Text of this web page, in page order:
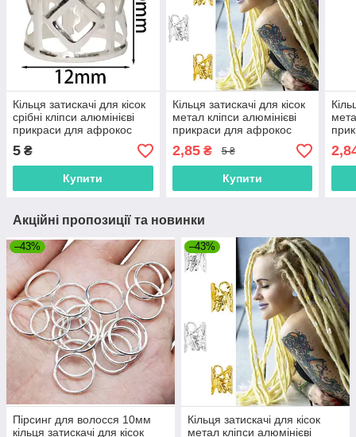
Кільця затискачі для кісок
срібні кліпси алюмінієві
прикраси для афрокос
модні аксесуари для
зачісок дред
5 ₴
Купити
Кільця затискачі для кісок
метал кліпси алюмінієві
прикраси для афрокос
модні аксесуари для
зачісок дред
2,85₴ 5 ₴
Купити
Акційні пропозиції та новинки
–43%
Пірсинг для волосся 10мм
кільця затискачі для кісок
–43%
Кільця затискачі для кісок
метал кліпси алюмінієві